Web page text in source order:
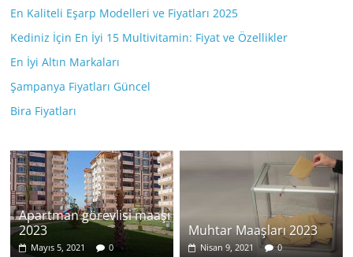
En Kaliteli Eşarp Modelleri ve Fiyatları 2025
Kediniz İçin En İyi 15 Multivitamin: Fiyat ve Özellikler
En İyi Altın Markaları
Şampanya Fiyatları Güncel
Bira Fiyatları
Apartman görevlisi maaşı
2023
Mayıs 5, 2021 0
Muhtar Maaşları 2023
Nisan 9, 2021 0